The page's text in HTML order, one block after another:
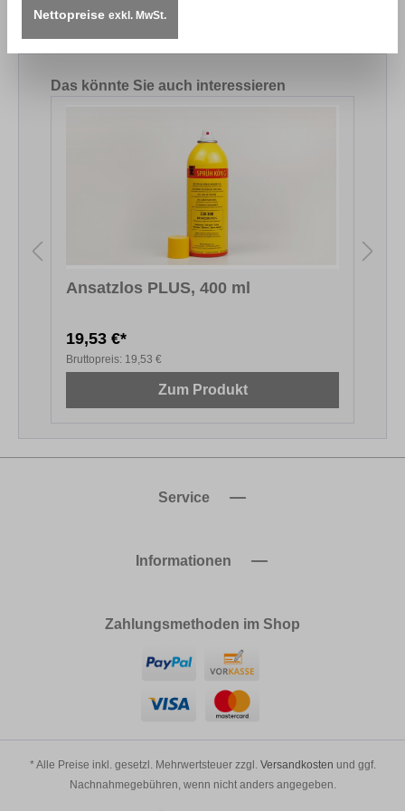
00_Struktur-Pinsel-Stift_V2.0_DE_1.pdf
Produktgalerie überspringen
Das könnte Sie auch interessieren
Ansatzlos PLUS, 400 ml
19,53 €*
Bruttopreis: 19,53 €
Zum Produkt
Service
Informationen
Zahlungsmethoden im Shop
* Alle Preise inkl. gesetzl. Mehrwertsteuer zzgl. Versandkosten und ggf.
Nachnahmegebühren, wenn nicht anders angegeben.
Nettopreise exkl. MwSt.